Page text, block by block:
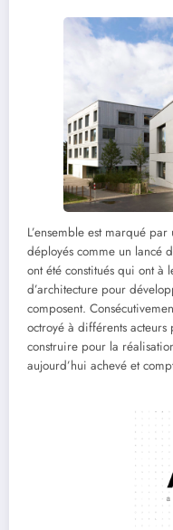
L’ensemble est marqué
déployés comme un lancé
ont été constitués qui ont à
d’architecture pour
composent.
octroyé à différents
construire pour la
aujourd’hui achevé et